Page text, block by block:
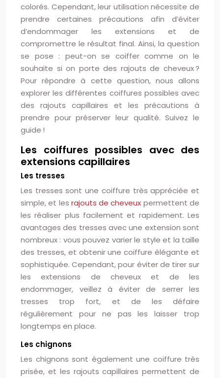
colorés. Cependant, leur utilisation nécessite de
prendre certaines précautions afin d’éviter
d’endommager les extensions et de
compromettre le résultat final. Ainsi, la question
se pose : peut-on se coiffer comme on le
souhaite si on porte des rajouts de cheveux ?
Pour répondre à cette question, nous allons
explorer les différentes coiffures possibles avec
des rajouts capillaires et les précautions à
prendre pour préserver leur qualité. Suivez le
guide !
Les coiffures possibles avec des
extensions capillaires
Les tresses
Les tresses sont une coiffure très appréciée et
simple, et les rajouts de cheveux permettent de
les réaliser plus facilement et rapidement. Les
avantages des tresses avec une extension sont
nombreux : vous pouvez varier le style et la taille
des tresses, et obtenir une coiffure élégante et
sophistiquée. Cependant, pour éviter de tirer sur
les extensions de cheveux et de les
endommager, veillez à éviter de serrer les
tresses trop fort, et de les défaire
régulièrement pour ne pas les laisser trop
longtemps en place.
Les chignons
Les chignons sont également une coiffure très
prisée, et les rajouts capillaires permettent de